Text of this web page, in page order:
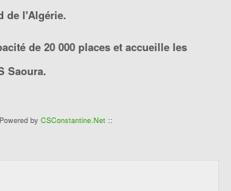
de l'Algérie.
de 20 000 places et accueille les
Saoura.
by CSConstantine.Net::